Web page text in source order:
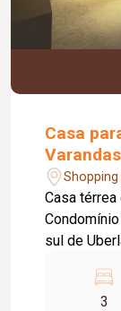
Casa
Casa
sul de
conforto,
toda a 3